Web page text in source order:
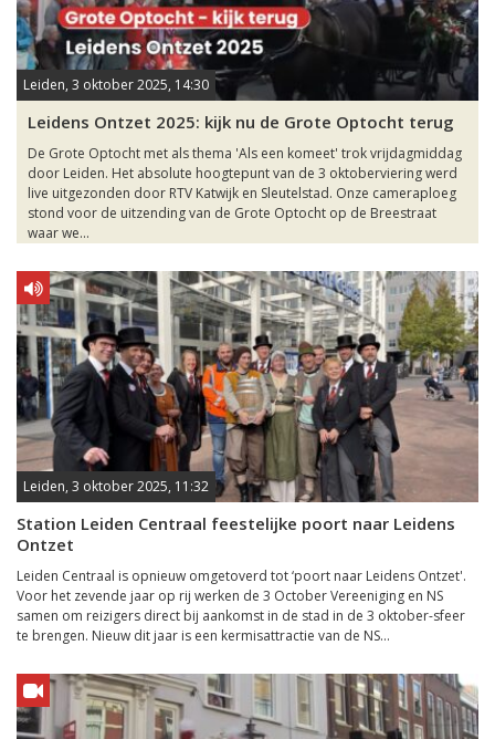
Leiden, 3 oktober 2025, 14:30
Leidens Ontzet 2025: kijk nu de Grote Optocht terug
De Grote Optocht met als thema 'Als een komeet' trok vrijdagmiddag
door Leiden. Het absolute hoogtepunt van de 3 oktoberviering werd
live uitgezonden door RTV Katwijk en Sleutelstad. Onze cameraploeg
stond voor de uitzending van de Grote Optocht op de Breestraat
waar we...
Leiden, 3 oktober 2025, 11:32
Station Leiden Centraal feestelijke poort naar Leidens
Ontzet
Leiden Centraal is opnieuw omgetoverd tot ‘poort naar Leidens Ontzet'.
Voor het zevende jaar op rij werken de 3 October Vereeniging en NS
samen om reizigers direct bij aankomst in de stad in de 3 oktober-sfeer
te brengen. Nieuw dit jaar is een kermisattractie van de NS...